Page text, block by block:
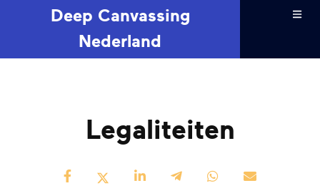
Deep Canvassing
Nederland
Legaliteiten